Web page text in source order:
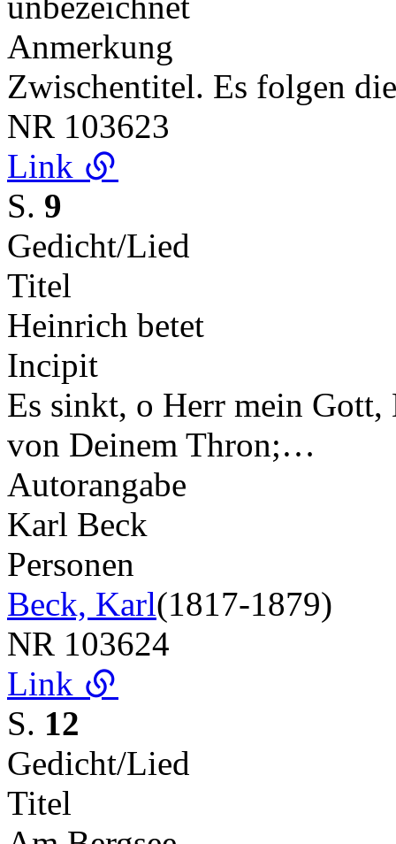
Anmerkung
Zwischentitel. Es folgen
NR 103623
Link
S. 9
Gedicht/Lied
Titel
Heinrich betet
Incipit
Es sinkt, o Herr mein
von Deinem Thron;…
Autorangabe
Karl Beck
Personen
Beck, Karl(1817-1879)
NR 103624
Link
S. 12
Gedicht/Lied
Titel